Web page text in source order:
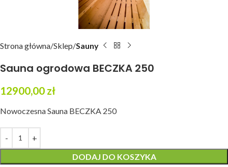
Strona główna Sklep Sauny
Sauna ogrodowa BECZKA 250
12900,00 zł
Nowoczesna Sauna BECZKA 250
DODAJ DO KOSZYKA